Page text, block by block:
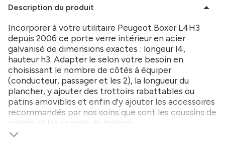
Description du produit
Incorporer à votre utilitaire Peugeot Boxer L4H3
depuis 2006 ce porte verre intérieur en acier
galvanisé de dimensions exactes : longeur l4,
hauteur h3. Adapter le selon votre besoin en
choisissant le nombre de côtés à équiper
(conducteur, passager et les 2), la longueur du
plancher, y ajouter des trottoirs rabattables ou
patins amovibles et enfin d'y ajouter les accessoires
recommandés par nos soins que sont les coussins de
calage et les sangles de bridage.